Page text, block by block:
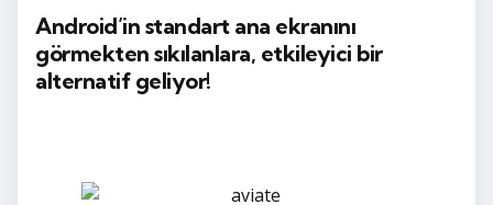
Android’in standart ana ekranını
görmekten sıkılanlara, etkileyici bir
alternatif geliyor!